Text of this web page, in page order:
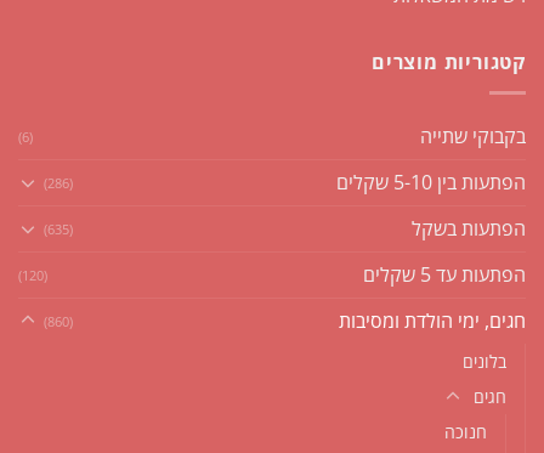
קטגוריות מוצרים
בקבוקי שתייה (6)
הפתעות בין 5-10 שקלים (286)
הפתעות בשקל (635)
הפתעות עד 5 שקלים (120)
חגים, ימי הולדת ומסיבות (860)
בלונים
חגים
חנוכה